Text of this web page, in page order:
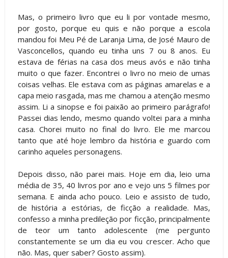
Mas, o primeiro livro que eu li por vontade mesmo,
por gosto, porque eu quis e não porque a escola
mandou foi Meu Pé de Laranja Lima, de José Mauro de
Vasconcellos, quando eu tinha uns 7 ou 8 anos. Eu
estava de férias na casa dos meus avós e não tinha
muito o que fazer. Encontrei o livro no meio de umas
coisas velhas. Ele estava com as páginas amarelas e a
capa meio rasgada, mas me chamou a atenção mesmo
assim. Li a sinopse e foi paixão ao primeiro parágrafo!
Passei dias lendo, mesmo quando voltei para a minha
casa. Chorei muito no final do livro. Ele me marcou
tanto que até hoje lembro da história e guardo com
carinho aqueles personagens.
Depois disso, não parei mais. Hoje em dia, leio uma
média de 35, 40 livros por ano e vejo uns 5 filmes por
semana. E ainda acho pouco. Leio e assisto de tudo,
de história a estórias, de ficção a realidade. Mas,
confesso a minha predileção por ficção, principalmente
de teor um tanto adolescente (me pergunto
constantemente se um dia eu vou crescer. Acho que
não. Mas, quer saber? Gosto assim).